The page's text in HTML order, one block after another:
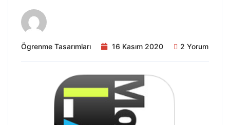
Ögrenme Tasarımları 16 Kasım 2020 2 Yorum